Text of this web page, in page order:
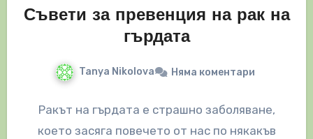
Съвети за превенция на рак на
гърдата
Tanya Nikolova Няма коментари
Ракът на гърдата е страшно заболяване,
което засяга повечето от нас по някакъв